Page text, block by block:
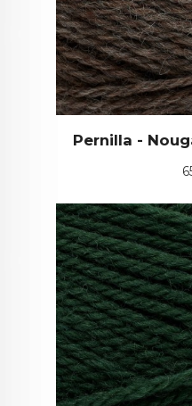
Pernilla -